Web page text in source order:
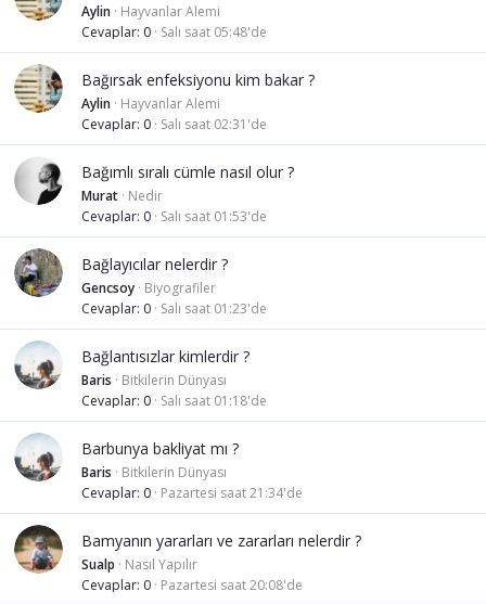
Aylin Hayvanlar Alemi
Cevaplar 0 Salı saat 05:48'de
Bağırsak enfeksiyonu kim bakar ?
Aylin Hayvanlar Alemi
Cevaplar 0 Salı saat 02:31'de
Bağımlı sıralı cümle nasıl olur ?
Murat Nedir
Cevaplar 0 Salı saat 01:53'de
Bağlayıcılar nelerdir ?
Gencsoy Biyografiler
Cevaplar 0 Salı saat 01:23'de
Bağlantısızlar kimlerdir ?
Baris
Bitkilerin Dünyası
Cevaplar 0 Salı saat 01:18'de
Barbunya bakliyat mı ?
Baris
Bitkilerin Dünyası
Cevaplar 0 Pazartesi saat 21:34'de
Bamyanın yararları ve zararları nelerdir ?
Sualp
Nasıl Yapılır
Cevaplar 0 Pazartesi saat 20:08'de